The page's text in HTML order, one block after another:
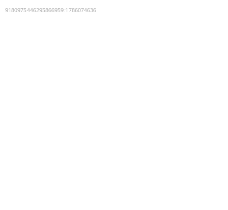
9180975446295866959:1786074636